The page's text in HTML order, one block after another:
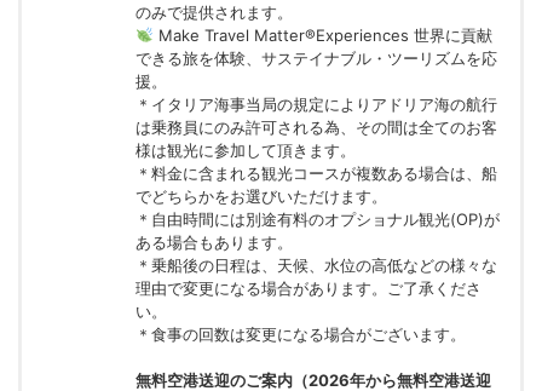
のみで提供されます。
Make Travel Matter®Experiences 世界に貢献
できる旅を体験、サステイナブル・ツーリズムを応
援。
＊イタリア海事当局の規定によりアドリア海の航行
は乗務員にのみ許可される為、その間は全てのお客
様は観光に参加して頂きます。
＊料金に含まれる観光コースが複数ある場合は、船
でどちらかをお選びいただけます。
＊自由時間には別途有料のオプショナル観光(OP)が
ある場合もあります。
＊乗船後の日程は、天候、水位の高低などの様々な
理由で変更になる場合があります。ご了承くださ
い。
＊食事の回数は変更になる場合がございます。
無料空港送迎のご案内（2026年から無料空港送迎